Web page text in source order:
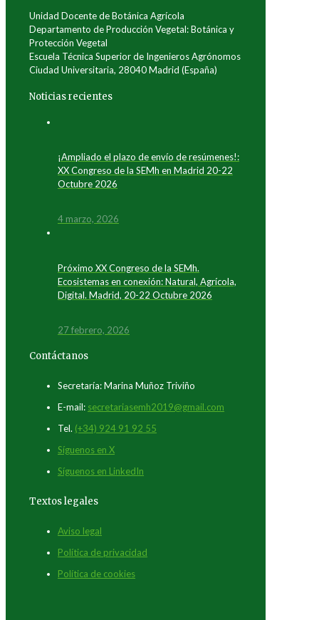
Unidad Docente de Botánica Agrícola
Departamento de Producción Vegetal: Botánica y
Protección Vegetal
Escuela Técnica Superior de Ingenieros Agrónomos
Ciudad Universitaria, 28040 Madrid (España)
Noticias recientes
¡Ampliado el plazo de envío de resúmenes!:
XX Congreso de la SEMh en Madrid 20-22
Octubre 2026
4 marzo, 2026
Próximo XX Congreso de la SEMh.
Ecosistemas en conexión: Natural, Agrícola,
Digital. Madrid, 20-22 Octubre 2026
27 febrero, 2026
Contáctanos
Secretaría: Marina Muñoz Triviño
E-mail: secretariasemh2019@gmail.com
Tel. (+34) 924 91 92 55
Síguenos en X
Síguenos en LinkedIn
Textos legales
Aviso legal
Política de privacidad
Política de cookies